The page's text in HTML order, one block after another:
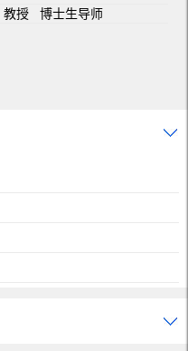
教授 博士生导师